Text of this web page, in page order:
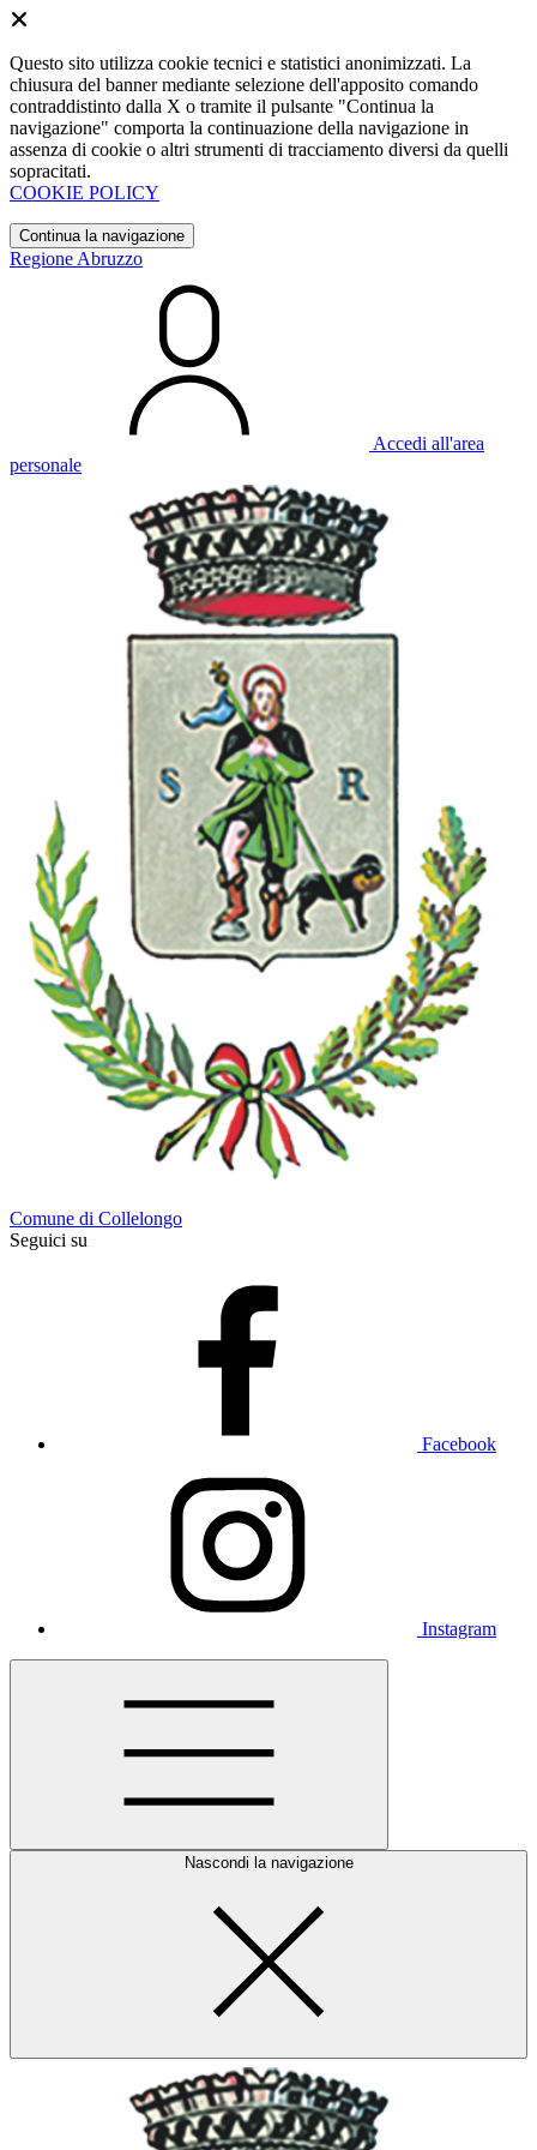
Questo sito utilizza cookie tecnici e statistici anonimizzati. La
chiusura del banner mediante selezione dell'apposito comando
contraddistinto dalla X o tramite il pulsante "Continua la
navigazione" comporta la continuazione della navigazione in
assenza di cookie o altri strumenti di tracciamento diversi da quelli
sopracitati.
COOKIE POLICY
Continua la navigazione
Regione Abruzzo
Accedi all'area
personale
Comune di Collelongo
Seguici su
Facebook
Instagram
Nascondi la navigazione